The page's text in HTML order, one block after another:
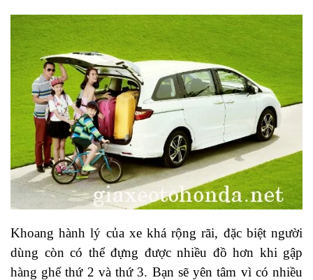
Khoang hành lý của xe khá rộng rãi, đặc biệt người
dùng còn có thể đựng được nhiều đồ hơn khi gập
hàng ghế thứ 2 và thứ 3. Bạn sẽ yên tâm vì có nhiều